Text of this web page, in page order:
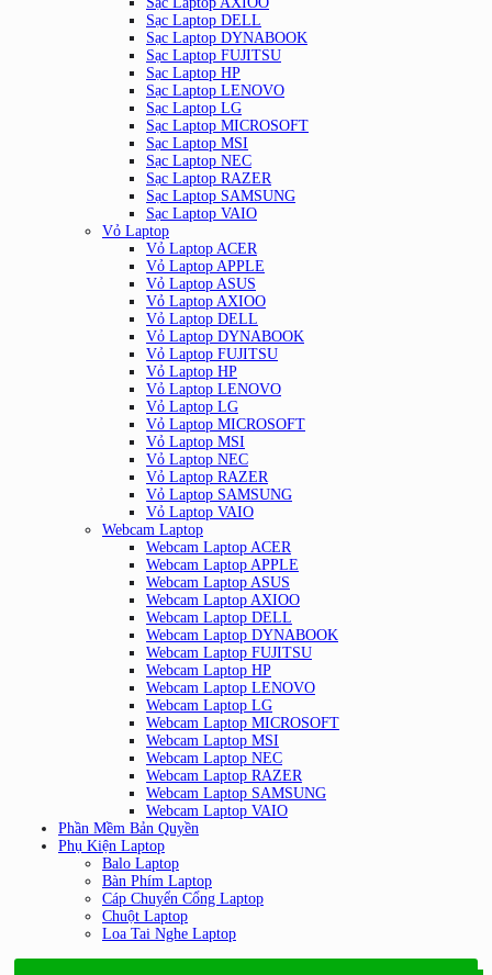
Sạc Laptop DELL
Sạc Laptop DYNABOOK
Sạc Laptop FUJITSU
Sạc Laptop HP
Sạc Laptop LENOVO
Sạc Laptop LG
Sạc Laptop MICROSOFT
Sạc Laptop MSI
Sạc Laptop NEC
Sạc Laptop RAZER
Sạc Laptop SAMSUNG
Sạc Laptop VAIO
Vỏ Laptop
Vỏ Laptop ACER
Vỏ Laptop APPLE
Vỏ Laptop ASUS
Vỏ Laptop AXIOO
Vỏ Laptop DELL
Vỏ Laptop DYNABOOK
Vỏ Laptop FUJITSU
Vỏ Laptop HP
Vỏ Laptop LENOVO
Vỏ Laptop LG
Vỏ Laptop MICROSOFT
Vỏ Laptop MSI
Vỏ Laptop NEC
Vỏ Laptop RAZER
Vỏ Laptop SAMSUNG
Vỏ Laptop VAIO
Webcam Laptop
Webcam Laptop ACER
Webcam Laptop APPLE
Webcam Laptop ASUS
Webcam Laptop AXIOO
Webcam Laptop DELL
Webcam Laptop DYNABOOK
Webcam Laptop FUJITSU
Webcam Laptop HP
Webcam Laptop LENOVO
Webcam Laptop LG
Webcam Laptop MICROSOFT
Webcam Laptop MSI
Webcam Laptop NEC
Webcam Laptop RAZER
Webcam Laptop SAMSUNG
Webcam Laptop VAIO
Phần Mềm Bản Quyền
Phụ Kiện Laptop
Balo Laptop
Bàn Phím Laptop
Cáp Chuyển Cổng Laptop
Chuột Laptop
Loa Tai Nghe Laptop